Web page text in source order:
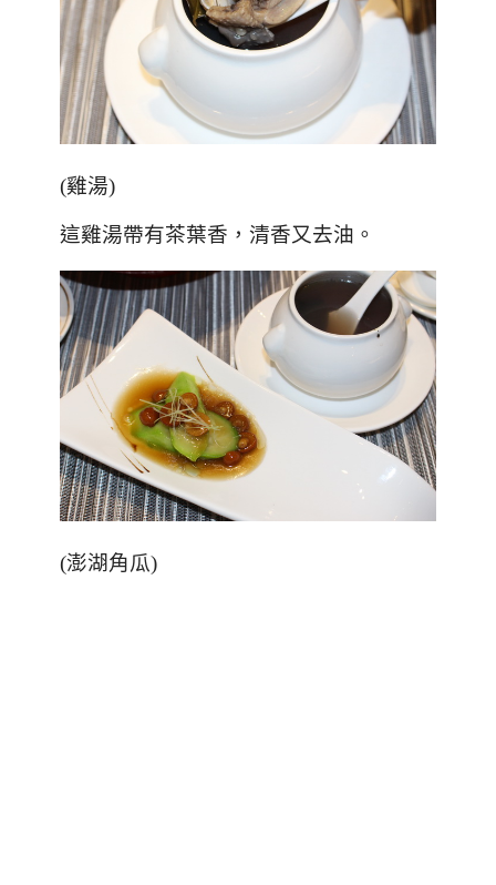
(雞湯)
這雞湯帶有茶葉香，清香又去油。
(澎湖角瓜)